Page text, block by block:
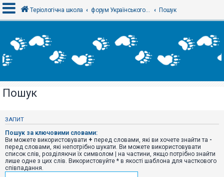
х
і
Р
с
р
а
ц
і
я
Теріологічна школа форум Українського теріологічного товариства Пошук
Пошук
ЗАПИТ
Пошук за ключовими словами:
Ви можете використовувати + перед словами, які ви хочете знайти та -
перед словами, які непотрібно шукати. Ви можете використовувати
список слів, розділяючи їх символом | на частини, якщо потрібно знайти
лише одне з цих слів. Використовуйте * в якості шаблона для часткового
співпадання.